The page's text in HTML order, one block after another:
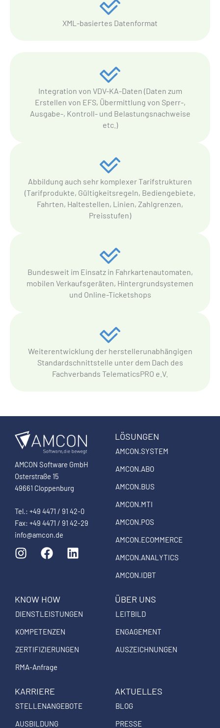
XML-basiertes Datenformat
Integration von VDV-KA-Daten (Daten zum
Erstellen von EFS, Übermittlung von Sperr-,
Ausgabe-, Kontroll- und Belastungsnachweise
etc.)
Abbildung auch sehr komplexer Tarifstrukturen
(Tarifprodukte, Gültigkeitsregeln, Bediengebiete,
Fahrten, Haltestellen, Linien, Zahlgrenzen,
Preisstufen)
Bundesweit im Einsatz in Fahrkartenautomaten,
mobilen Verkaufsgeräten, Hintergrundsystemen
und Online-Ticketshops
Weiterentwicklung der herstellerunabhängigen
Standardschnittstelle unter dem Dach des
Fachverbands TelematicsPRO e.V.
AMCON Software GmbH
Osterstraße 15
49661 Cloppenburg
Tel.: +49 4471 / 91 42-0
Fax: +49 4471 / 91 42-29
info@amcon.de
I
n
a
g
r
a
m
F
a
b
o
o
k
L
i
d
i
LÖSUNGEN
AMCON.SYSTEM
AMCON.ABO
AMCON.BUS
AMCON.MTI
AMCON.POS
AMCON.ECOMMERCE
AMCON.ANALYTICS
AMCON.IDBT
KNOW HOW
DIENSTLEISTUNGEN
KOMPETENZEN
ZERTIFIZIERUNGEN
RMA-Anfrage
ÜBER UNS
LEITBILD
ENGAGEMENT
AUSZEICHNUNGEN
KARRIERE
STELLENANGEBOTE
AUSBILDUNG
AKTUELLES
BLOG
PRESSE